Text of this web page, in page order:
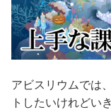
アビスリウムでは
トしたいけれどい